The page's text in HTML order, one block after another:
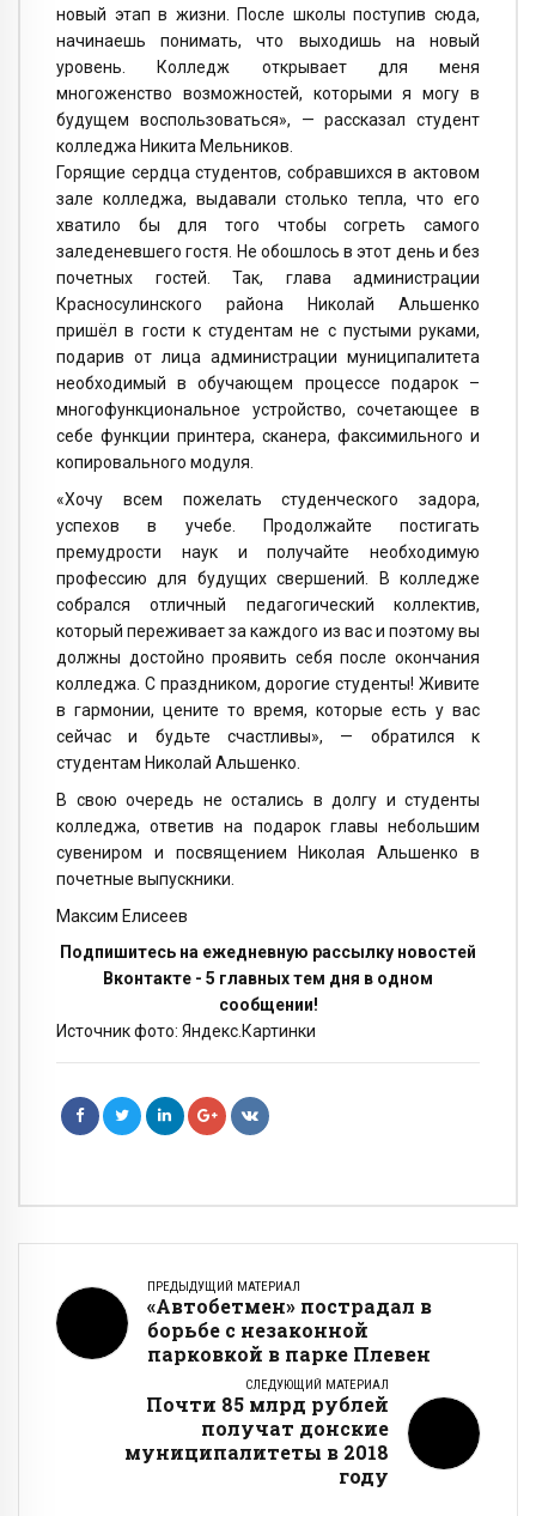
новый этап в жизни. После школы поступив сюда,
начинаешь понимать, что выходишь на новый
уровень. Колледж открывает для меня
многоженство возможностей, которыми я могу в
будущем воспользоваться», — рассказал студент
колледжа Никита Мельников.
Горящие сердца студентов, собравшихся в актовом
зале колледжа, выдавали столько тепла, что его
хватило бы для того чтобы согреть самого
заледеневшего гостя. Не обошлось в этот день и без
почетных гостей. Так, глава администрации
Красносулинского района Николай Альшенко
пришёл в гости к студентам не с пустыми руками,
подарив от лица администрации муниципалитета
необходимый в обучающем процессе подарок –
многофункциональное устройство, сочетающее в
себе функции принтера, сканера, факсимильного и
копировального модуля.
«Хочу всем пожелать студенческого задора,
успехов в учебе. Продолжайте постигать
премудрости наук и получайте необходимую
профессию для будущих свершений. В колледже
собрался отличный педагогический коллектив,
который переживает за каждого из вас и поэтому вы
должны достойно проявить себя после окончания
колледжа. С праздником, дорогие студенты! Живите
в гармонии, цените то время, которые есть у вас
сейчас и будьте счастливы», — обратился к
студентам Николай Альшенко.
В свою очередь не остались в долгу и студенты
колледжа, ответив на подарок главы небольшим
сувениром и посвящением Николая Альшенко в
почетные выпускники.
Максим Елисеев
Подпишитесь на ежедневную рассылку новостей
Вконтакте - 5 главных тем дня в одном
сообщении!
Источник фото: Яндекс.Картинки
ПРЕДЫДУЩИЙ МАТЕРИАЛ
«Автобетмен» пострадал в
борьбе с незаконной
парковкой в парке Плевен
СЛЕДУЮЩИЙ МАТЕРИАЛ
Почти 85 млрд рублей
получат донские
муниципалитеты в 2018
году